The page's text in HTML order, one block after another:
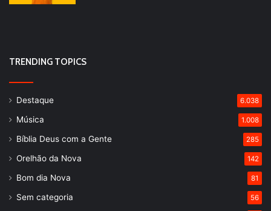
TRENDING TOPICS
Destaque 6.038
Música 1.008
Bíblia Deus com a Gente 285
Orelhão da Nova 142
Bom dia Nova 81
Sem categoria 56